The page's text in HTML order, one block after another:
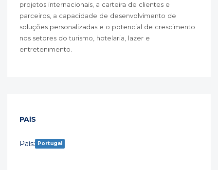
projetos internacionais, a carteira de clientes e
parceiros, a capacidade de desenvolvimento de
soluções personalizadas e o potencial de crescimento
nos setores do turismo, hotelaria, lazer e
entretenimento.
PAÍS
País: Portugal